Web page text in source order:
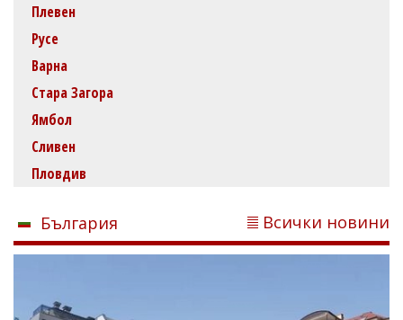
Плевен
Русе
Варна
Стара Загора
Ямбол
Сливен
Пловдив
България Всички новини